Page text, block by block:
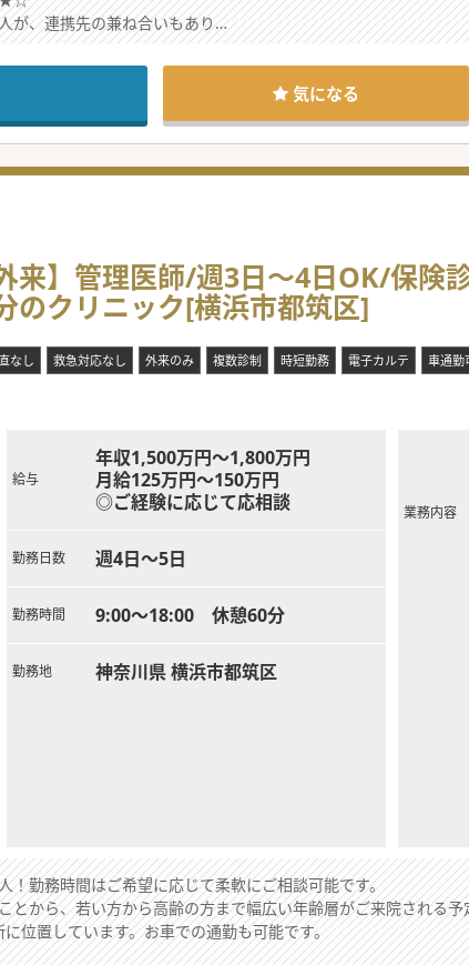
が、連携先の兼ね合いもあり
る構想により、
しでいらっしゃいます。
もご相談可能です！
にのります！
♪
気になる
】管理医師/週3日～4日OK/保険
クリニック[横浜市都筑区]
なし 救急対応なし 外来のみ 複数診制 時短勤務 電子カルテ 車通勤
給与
年収1,500万円～1,800万円
月給125万円～150万円
◎ご経験に応じて応相談
勤務日数 週4日～5日
勤務時間 9:00～18:00 休憩60分
勤務地 神奈川県 横浜市都筑区
業務内容
勤務時間はご希望に応じて柔軟にご相談可能です。
から、若い方から高齢の方まで幅広い年齢層がご来院される予
位置しています。お車での通勤も可能です。